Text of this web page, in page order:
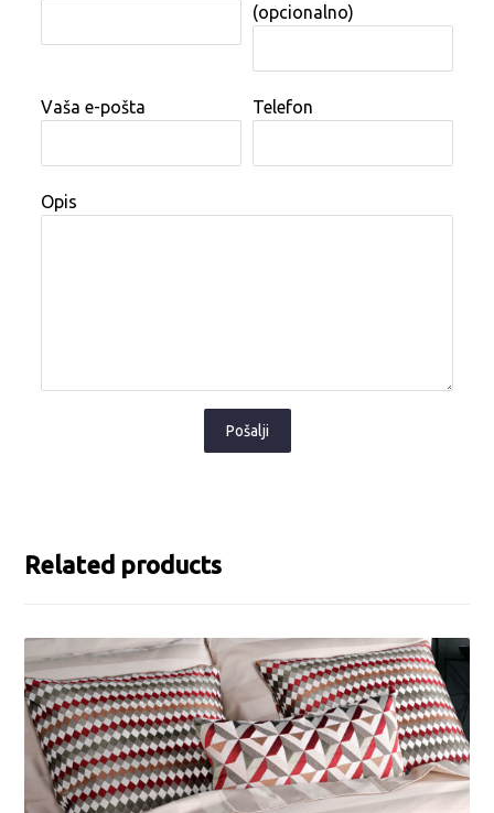
(opcionalno)
Vaša e-pošta Telefon
Opis
Pošalji
Related products